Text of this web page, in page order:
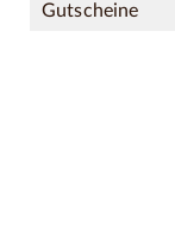
Gutscheine